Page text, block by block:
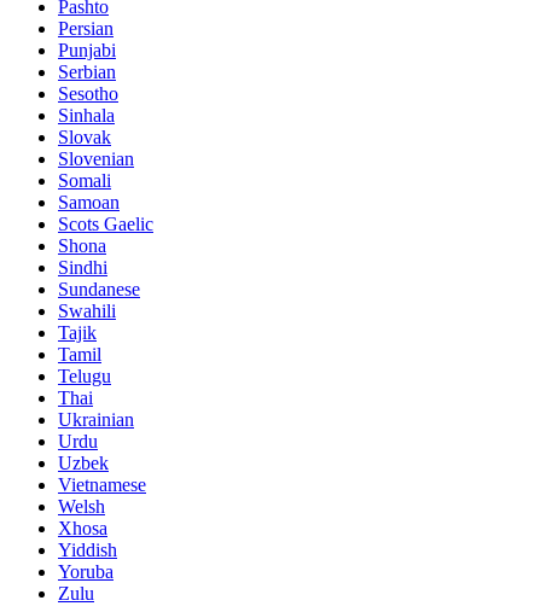
Pashto
Persian
Punjabi
Serbian
Sesotho
Sinhala
Slovak
Slovenian
Somali
Samoan
Scots Gaelic
Shona
Sindhi
Sundanese
Swahili
Tajik
Tamil
Telugu
Thai
Ukrainian
Urdu
Uzbek
Vietnamese
Welsh
Xhosa
Yiddish
Yoruba
Zulu